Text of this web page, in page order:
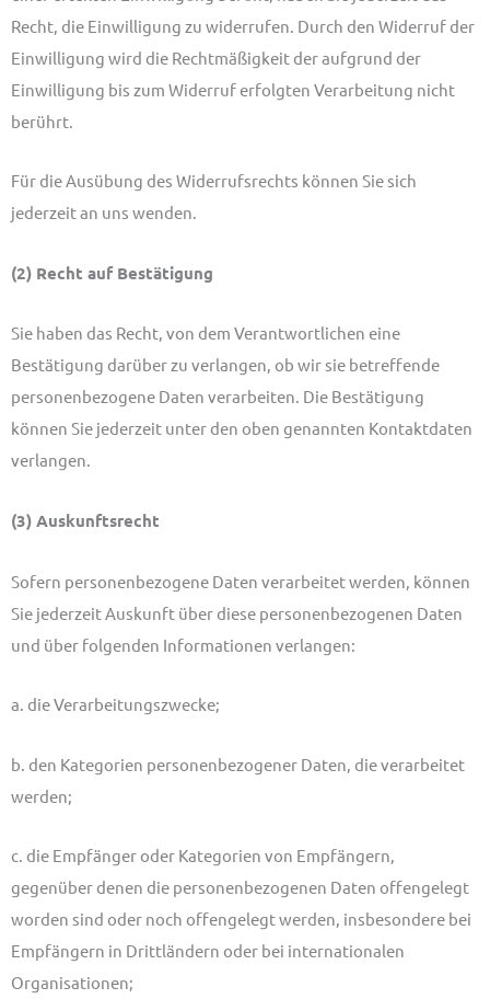
Recht, die Einwilligung zu widerrufen. Durch den Widerruf der
Einwilligung wird die Rechtmäßigkeit der aufgrund der
Einwilligung bis zum Widerruf erfolgten Verarbeitung nicht
berührt.
Für die Ausübung des Widerrufsrechts können Sie sich
jederzeit an uns wenden.
(2) Recht auf Bestätigung
Sie haben das Recht, von dem Verantwortlichen eine
Bestätigung darüber zu verlangen, ob wir sie betreffende
personenbezogene Daten verarbeiten. Die Bestätigung
können Sie jederzeit unter den oben genannten Kontaktdaten
verlangen.
(3) Auskunftsrecht
Sofern personenbezogene Daten verarbeitet werden, können
Sie jederzeit Auskunft über diese personenbezogenen Daten
und über folgenden Informationen verlangen:
a. die Verarbeitungszwecke;
b. den Kategorien personenbezogener Daten, die verarbeitet
werden;
c. die Empfänger oder Kategorien von Empfängern,
gegenüber denen die personenbezogenen Daten offengelegt
worden sind oder noch offengelegt werden, insbesondere bei
Empfängern in Drittländern oder bei internationalen
Organisationen;